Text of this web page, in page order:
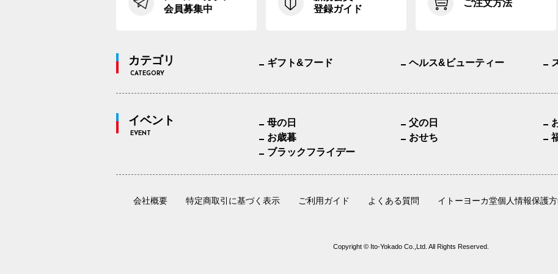
会員募集中
登録ガイド
ご注文方法
カテゴリ
CATEGORY
ギフト&フード ヘルス&ビューティー
イベント
EVENT
母の日 父の日
お歳暮
おせち
ブラックフライデー
会社概要 特定商取引に基づく表示 ご利用ガイド よくある質問 イトーヨーカ堂個人情報保護
Copyright © Ito-Yokado Co.,Ltd. All Rights Reserved.